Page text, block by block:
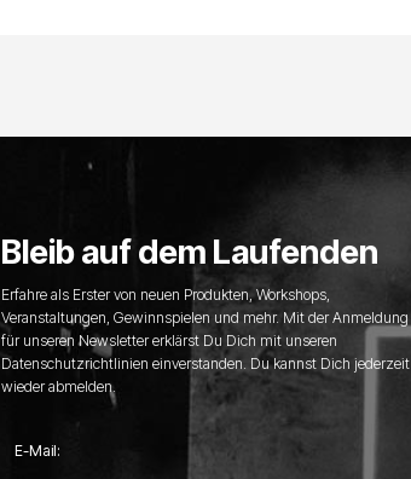
Bleib auf dem Laufenden
Erfahre als Erster von neuen Produkten, Workshops,
Veranstaltungen, Gewinnspielen und mehr. Mit der Anmeldung
für unseren Newsletter erklärst Du Dich mit unseren
Datenschutzrichtlinien einverstanden. Du kannst Dich jederzeit
wieder abmelden.
E-Mail: